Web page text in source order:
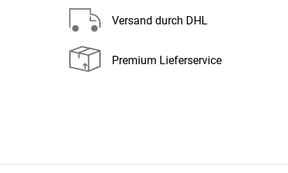
Versand durch DHL
Premium Lieferservice